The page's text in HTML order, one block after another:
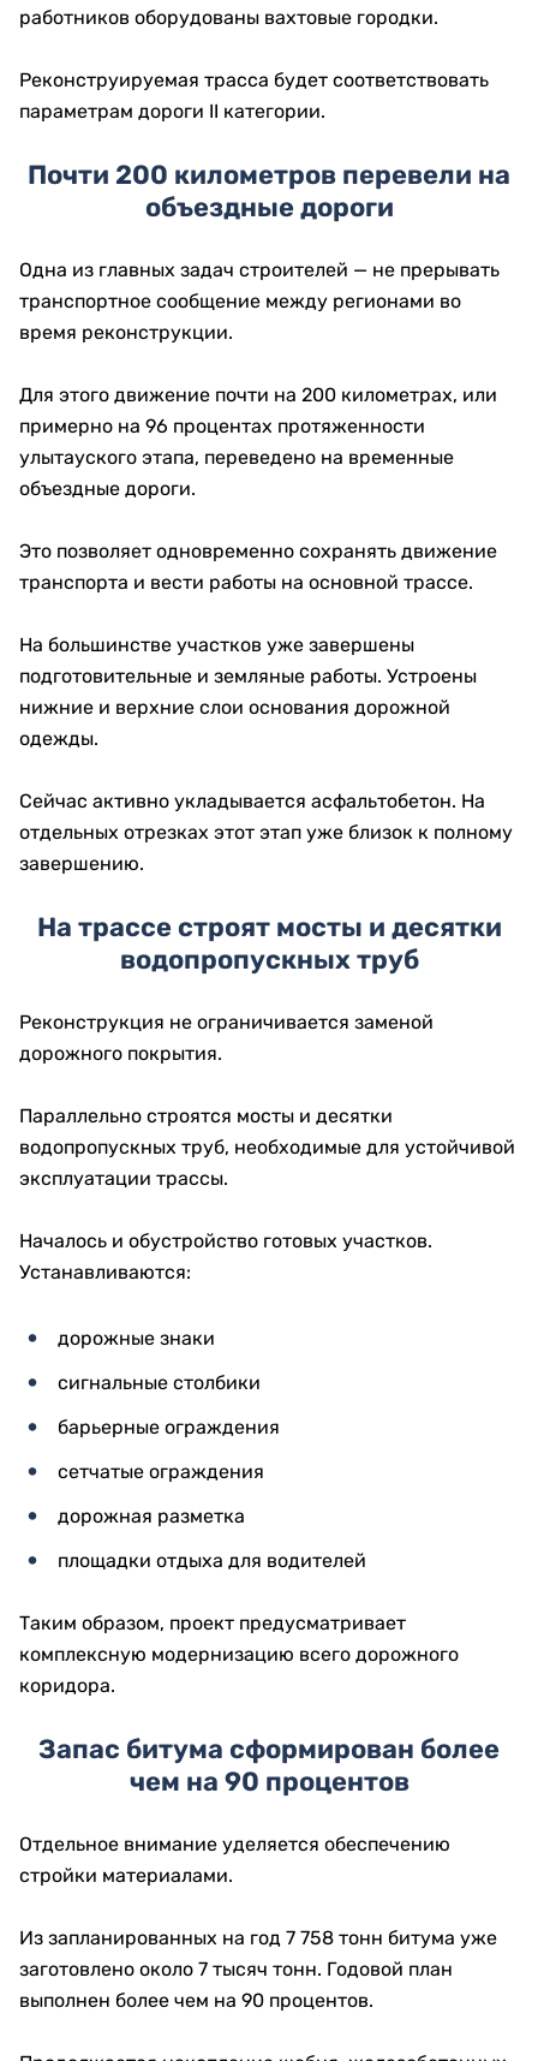
работников оборудованы вахтовые городки.
Реконструируемая трасса будет соответствовать
параметрам дороги II категории.
Почти 200 километров перевели на
объездные дороги
Одна из главных задач строителей — не прерывать
транспортное сообщение между регионами во
время реконструкции.
Для этого движение почти на 200 километрах, или
примерно на 96 процентах протяженности
улытауского этапа, переведено на временные
объездные дороги.
Это позволяет одновременно сохранять движение
транспорта и вести работы на основной трассе.
На большинстве участков уже завершены
подготовительные и земляные работы. Устроены
нижние и верхние слои основания дорожной
одежды.
Сейчас активно укладывается асфальтобетон. На
отдельных отрезках этот этап уже близок к полному
завершению.
На трассе строят мосты и десятки
водопропускных труб
Реконструкция не ограничивается заменой
дорожного покрытия.
Параллельно строятся мосты и десятки
водопропускных труб, необходимые для устойчивой
эксплуатации трассы.
Началось и обустройство готовых участков.
Устанавливаются:
дорожные знаки
сигнальные столбики
барьерные ограждения
сетчатые ограждения
дорожная разметка
площадки отдыха для водителей
Таким образом, проект предусматривает
комплексную модернизацию всего дорожного
коридора.
Запас битума сформирован более
чем на 90 процентов
Отдельное внимание уделяется обеспечению
стройки материалами.
Из запланированных на год 7 758 тонн битума уже
заготовлено около 7 тысяч тонн. Годовой план
выполнен более чем на 90 процентов.